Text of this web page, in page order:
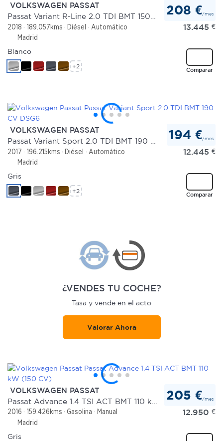
VOLKSWAGEN PASSAT
2018 189.057kms Diésel
Automático
Madrid
208 €/mes
13.445 €
Comparar
Blanco
+2
VOLKSWAGEN PASSAT
2017 196.215kms Diésel
Automático
Madrid
194 €/mes
12.445 €
Comparar
Gris
+2
¿VENDES TU COCHE?
Tasa y vende en el acto
Valorar Ahora
VOLKSWAGEN PASSAT
2016 159.426kms Gasolina
Manual
Madrid
205 €/mes
12.950 €
Gris